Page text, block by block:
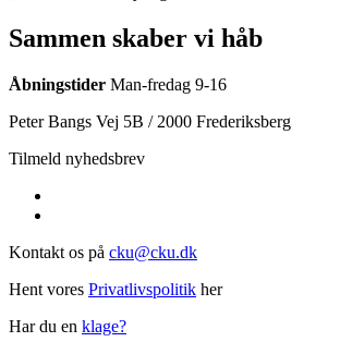
Sammen skaber vi håb
Åbningstider Man-fredag 9-16
Peter Bangs Vej 5B / 2000 Frederiksberg
Tilmeld nyhedsbrev
Kontakt os på cku@cku.dk
Hent vores Privatlivspolitik her
Har du en klage?